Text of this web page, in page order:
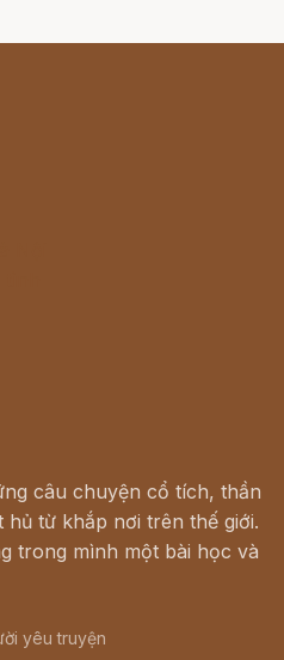
câu chuyện cổ tích, thần
từ khắp nơi trên thế giới.
trong mình một bài học và
yêu truyện